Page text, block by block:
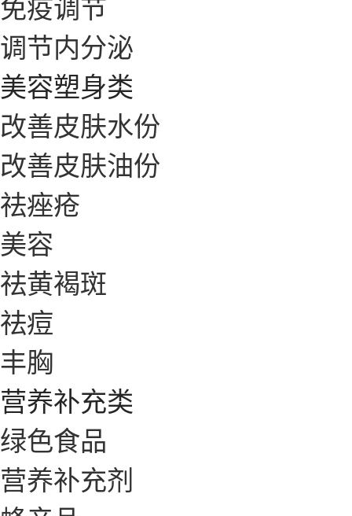
调节内分泌
美容塑身类
改善皮肤水份
改善皮肤油份
祛痤疮
美容
祛黄褐斑
祛痘
丰胸
营养补充类
绿色食品
营养补充剂